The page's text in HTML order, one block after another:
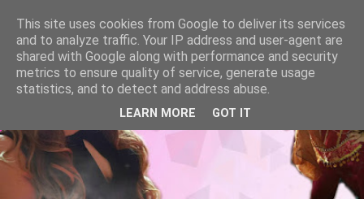
This site uses cookies from Google to deliver its services
and to analyze traffic. Your IP address and user-agent are
shared with Google along with performance and security
metrics to ensure quality of service, generate usage
statistics, and to detect and address abuse.
LEARN MORE GOT IT